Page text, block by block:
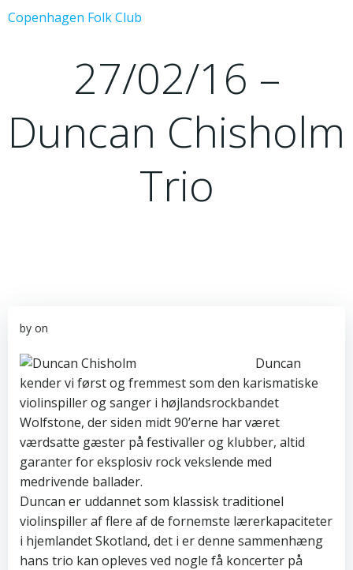
Copenhagen Folk Club
27/02/16 –
Duncan Chisholm
Trio
by on
Duncan
kender vi først og fremmest som den karismatiske
violinspiller og sanger i højlandsrockbandet
Wolfstone, der siden midt 90’erne har været
værdsatte gæster på festivaller og klubber, altid
garanter for eksplosiv rock vekslende med
medrivende ballader.
Duncan er uddannet som klassisk traditionel
violinspiller af flere af de fornemste lærerkapaciteter
i hjemlandet Skotland, det i er denne sammenhæng
hans trio kan opleves ved nogle få koncerter på